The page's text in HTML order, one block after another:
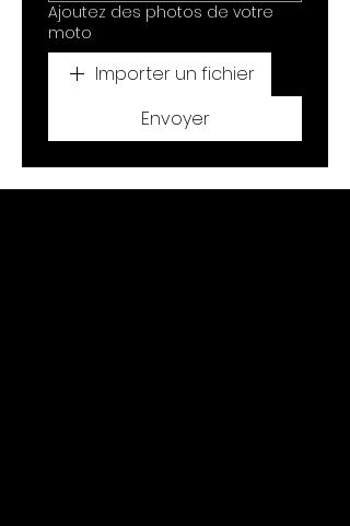
Ajoutez des photos de votre
moto
Importer un fichier
Envoyer